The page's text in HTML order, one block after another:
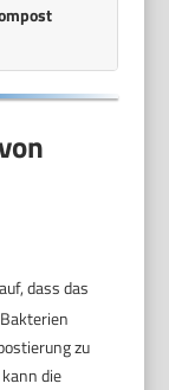
dass das
zu
die